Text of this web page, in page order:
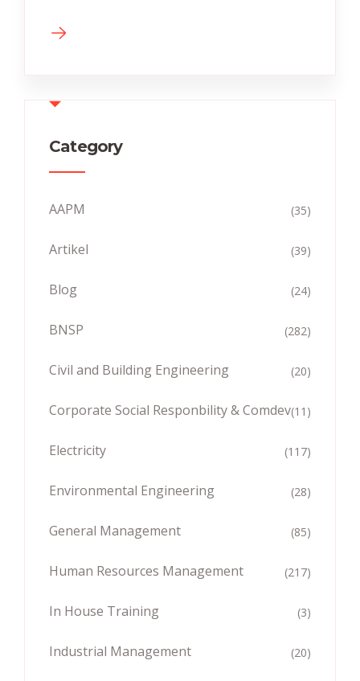
Category
AAPM (35)
Artikel (39)
Blog (24)
BNSP (282)
Civil and Building Engineering (20)
Corporate Social Responbility & Comdev(11)
Electricity (117)
Environmental Engineering (28)
General Management (85)
Human Resources Management (217)
In House Training (3)
Industrial Management (20)